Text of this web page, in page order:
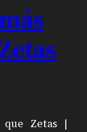
que Zetas |